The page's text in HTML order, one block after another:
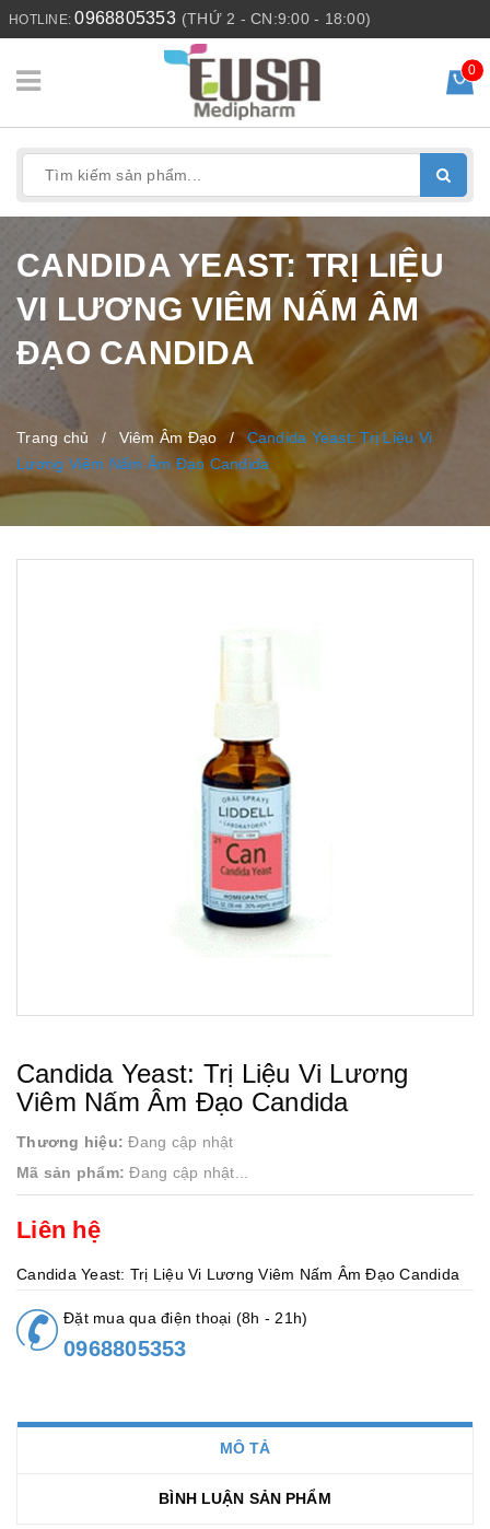
HOTLINE:0968805353 (THỨ 2 - CN:9:00 - 18:00)
0
CANDIDA YEAST: TRỊ LIỆU
VI LƯƠNG VIÊM NẤM ÂM
ĐẠO CANDIDA
Trang chủ / Viêm Âm Đạo /
Candida Yeast: Trị Liệu Vi
Lương Viêm Nấm Âm Đạo Candida
Candida Yeast: Trị Liệu Vi Lương
Viêm Nấm Âm Đạo Candida
Thương hiệu: Đang cập nhật
Mã sản phẩm: Đang cập nhật...
Liên hệ
Candida Yeast: Trị Liệu Vi Lương Viêm Nấm Âm Đạo Candida
Đặt mua qua điện thoại (8h - 21h)
0968805353
MÔ TẢ
BÌNH LUẬN SẢN PHẨM